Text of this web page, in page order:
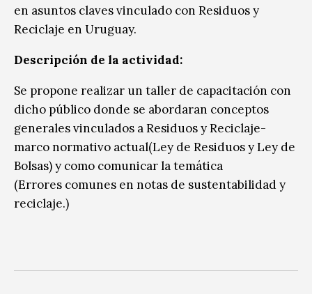
en asuntos claves vinculado con Residuos y
Reciclaje en Uruguay.
Descripción de la actividad:
Se propone realizar un taller de capacitación con
dicho público donde se abordaran conceptos
generales vinculados a Residuos y Reciclaje-
marco normativo actual(Ley de Residuos y Ley de
Bolsas) y como comunicar la temática
(Errores comunes en notas de sustentabilidad y
reciclaje.)